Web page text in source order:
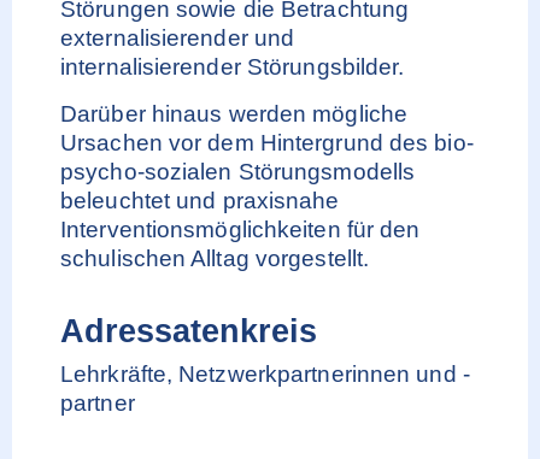
Störungen sowie die Betrachtung
externalisierender und
internalisierender Störungsbilder.
Darüber hinaus werden mögliche
Ursachen vor dem Hintergrund des bio-
psycho-sozialen Störungsmodells
beleuchtet und praxisnahe
Interventionsmöglichkeiten für den
schulischen Alltag vorgestellt.
Adressatenkreis
Lehrkräfte, Netzwerkpartnerinnen und -
partner